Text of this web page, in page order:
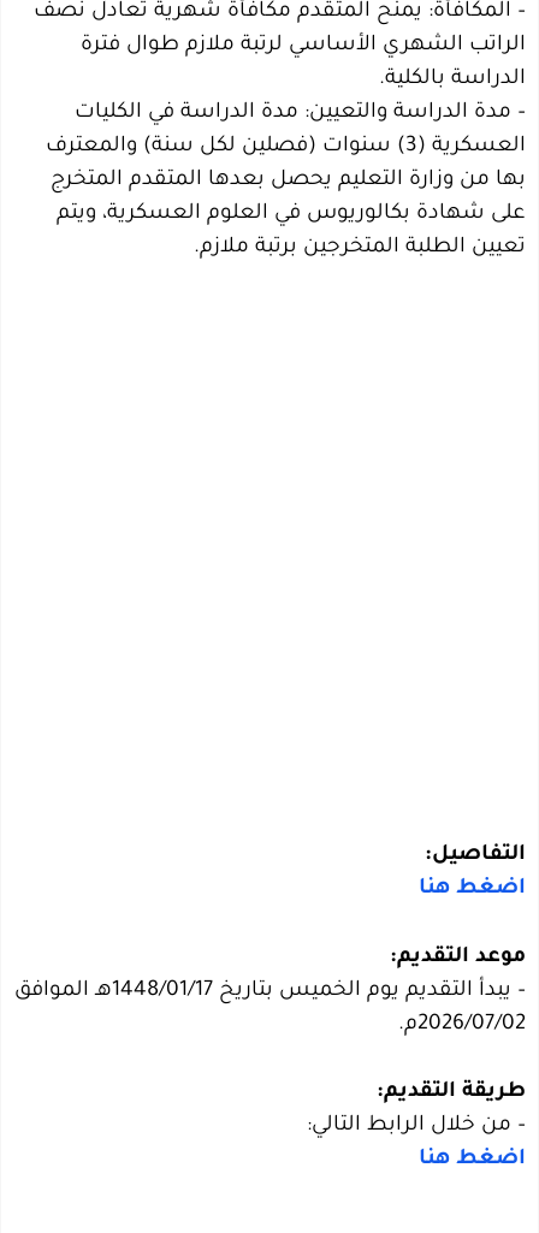
– المكافأة: يمنح المتقدم مكافأة شهرية تعادل نصف
الراتب الشهري الأساسي لرتبة ملازم طوال فترة
الدراسة بالكلية.
– مدة الدراسة والتعيين: مدة الدراسة في الكليات
العسكرية (3) سنوات (فصلين لكل سنة) والمعترف
بها من وزارة التعليم يحصل بعدها المتقدم المتخرج
على شهادة بكالوريوس في العلوم العسكرية، ويتم
تعيين الطلبة المتخرجين برتبة ملازم.
التفاصيل:
اضغط هنا
موعد التقديم:
– يبدأ التقديم يوم الخميس بتاريخ 1448/01/17هـ الموافق
2026/07/02م.
طريقة التقديم:
– من خلال الرابط التالي:
اضغط هنا